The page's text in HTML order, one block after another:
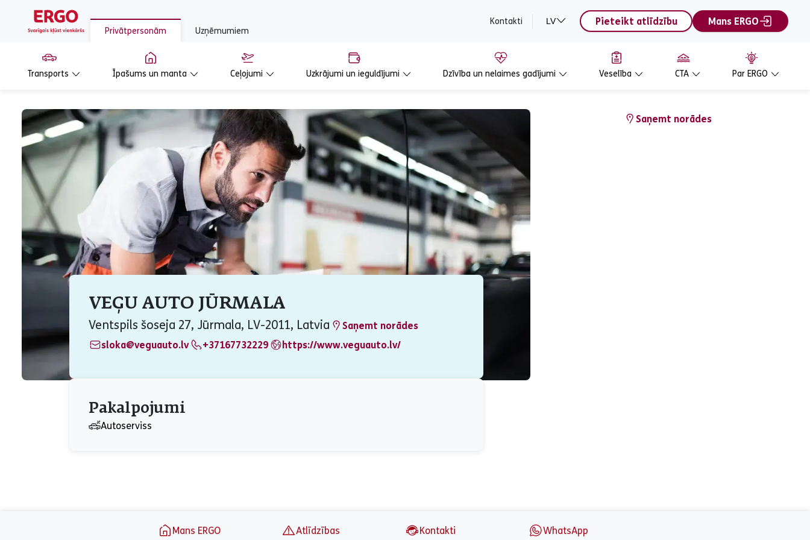
Privātpersonām Uzņēmumiem
Kontakti LV Pieteikt atlīdzību Mans ERGO
Transports Īpašums un manta Ceļojumi Uzkrājumi un ieguldījumi Dzīvība un nelaimes gadījumi Veselība CTA Par ERGO
VEĢU AUTO JŪRMALA
Ventspils šoseja 27, Jūrmala, LV-2011, Latvia
Saņemt norādes
sloka@veguauto.lv
+37167732229 https://www.veguauto.lv/
Pakalpojumi
Autoserviss
Saņemt norādes
aria_label_footerMans ERGO Atlīdzības Kontakti WhatsApp